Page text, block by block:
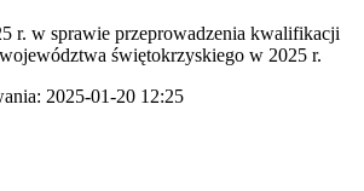
r. w sprawie przeprowadzenia kwalifikacji
świętokrzyskiego w 2025 r.
2025-01-20 12:25